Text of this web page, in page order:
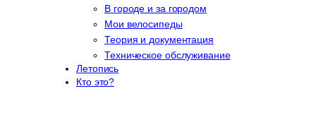
В городе и за городом
Мои велосипеды
Теория и документация
Техническое обслуживание
Летопись
Кто это?